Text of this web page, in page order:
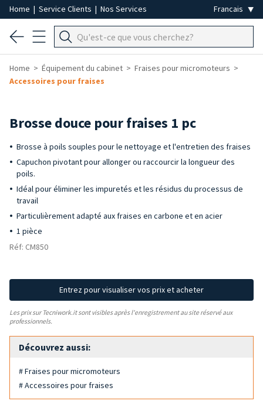
Home | Service Clients | Nos Services
Home Équipement du cabinet
Fraises pour micromoteurs
Accessoires pour fraises
Brosse douce pour fraises 1 pc
Brosse à poils souples pour le nettoyage et l'entretien des fraises
Capuchon pivotant pour allonger ou raccourcir la longueur des
poils.
Idéal pour éliminer les impuretés et les résidus du processus de
travail
Particulièrement adapté aux fraises en carbone et en acier
1 pièce
Réf: CM850
Entrez pour visualiser vos prix et acheter
Les prix sur Tecniwork.it sont visibles après l'enregistrement au site réservé aux
professionnels.
Découvrez aussi:
# Fraises pour micromoteurs
# Accessoires pour fraises